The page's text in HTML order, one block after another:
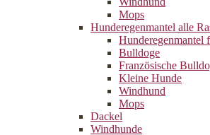
Mops
Hunderegenman­tel alle
Hunderegenmantel
Bulldoge
Französische
Kleine Hunde
Windhund
Mops
Dackel
Windhunde